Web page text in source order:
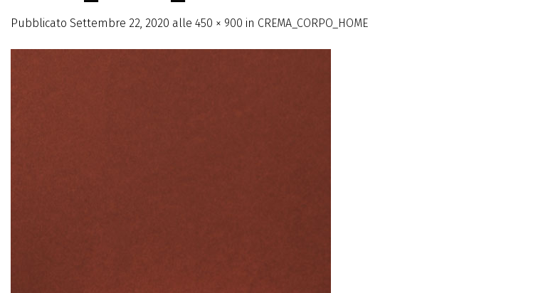
Pubblicato Settembre 22, 2020 alle 450 × 900 in CREMA_CORPO_HOME